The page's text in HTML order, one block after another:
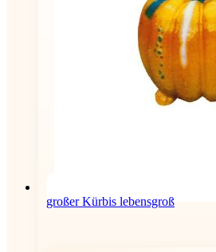
großer Kürbis lebensgroß